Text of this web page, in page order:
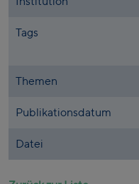
Tags
Themen
Publikationsdatum
Datei